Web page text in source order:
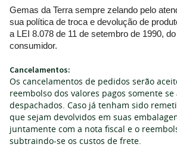
Gemas da Terra sempre zelando pelo
sua política de troca e devolução de
a LEI 8.078 de 11 de setembro de 1990,
consumidor.
Cancelamentos:
Os cancelamentos de pedidos serão
reembolso dos valores pagos somente
despachados. Caso já tenham sido
que sejam devolvidos em suas
juntamente com a nota fiscal e o
subtraindo-se os custos de frete.